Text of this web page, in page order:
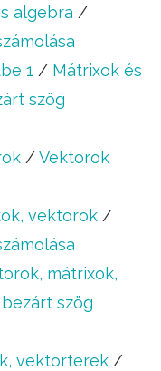
algebra /
1 / Mátrixok és
szög
/ Vektorok
vektorok /
mátrixok,
szög
vektorterek /